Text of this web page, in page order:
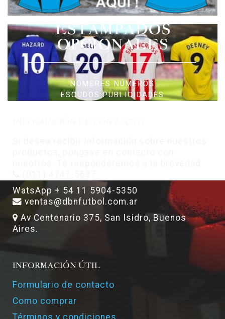
ESTAMPADOS
OPCIONALES
NOMBRES NÚMEROS
ESCUDOS PUBLICIDADES
WatsApp + 54 11 5904-5350
ventas@dbnfutbol.com.ar
Av Centenario 375, San Isidro, Buenos
Aires.
INFORMACIÓN ÚTIL
Formulario de contacto
Como comprar